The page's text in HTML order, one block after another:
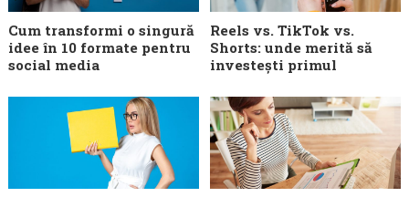
Cum transformi o singură
idee în 10 formate pentru
social media
Reels vs. TikTok vs.
Shorts: unde merită să
investești primul